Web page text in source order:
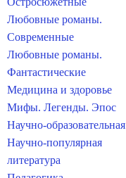
Любовные романы.
Современные
Любовные романы.
Фантастические
Медицина и здоровье
Мифы. Легенды. Эпос
Научно-образовательная
Научно-популярная
литература